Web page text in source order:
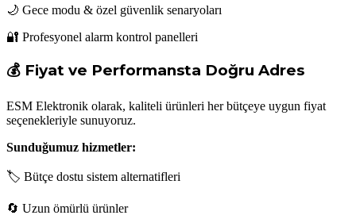
🌙 Gece modu & özel güvenlik senaryoları
🔐 Profesyonel alarm kontrol panelleri
💰 Fiyat ve Performansta Doğru Adres
ESM Elektronik olarak, kaliteli ürünleri her bütçeye uygun fiyat
seçenekleriyle sunuyoruz.
Sunduğumuz hizmetler:
🏷 Bütçe dostu sistem alternatifleri
🔄 Uzun ömürlü ürünler